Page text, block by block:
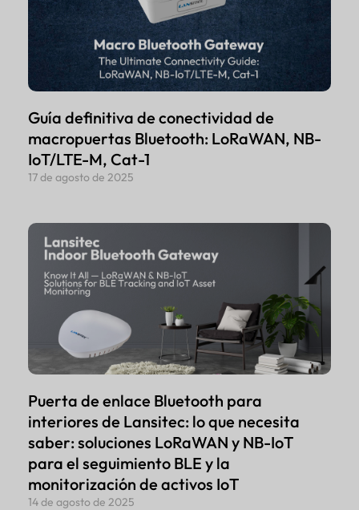
Guía definitiva de conectividad de
macropuertas Bluetooth: LoRaWAN, NB-
IoT/LTE-M, Cat-1
17 de agosto de 2025
Puerta de enlace Bluetooth para
interiores de Lansitec: lo que necesita
saber: soluciones LoRaWAN y NB-IoT
para el seguimiento BLE y la
monitorización de activos IoT
14 de agosto de 2025